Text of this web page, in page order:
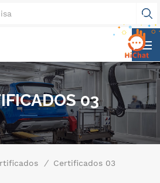
03
/ Certificados 03